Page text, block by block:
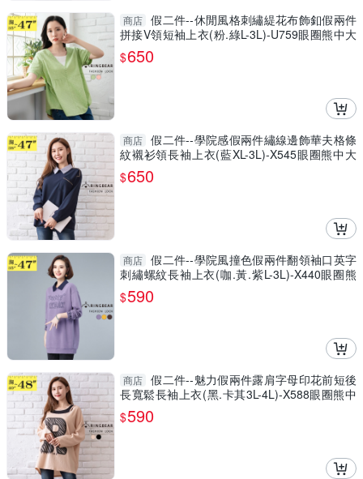
商店 假二件--休閒風格刺繡緹花布飾釦假兩件
拼接V領短袖上衣(粉.綠L-3L)-U759眼圈熊中大
尺碼
$650
商店 假二件--學院感假兩件繡線邊飾華夫格條
紋襯衫領長袖上衣(藍XL-3L)-X545眼圈熊中大
尺碼
$650
商店 假二件--學院風撞色假兩件翻領袖口英字
刺繡螺紋長袖上衣(咖.黃.紫L-3L)-X440眼圈熊
中大尺碼
$590
商店 假二件--魅力假兩件露肩字母印花前短後
長寬鬆長袖上衣(黑.卡其3L-4L)-X588眼圈熊中
大尺碼
$590